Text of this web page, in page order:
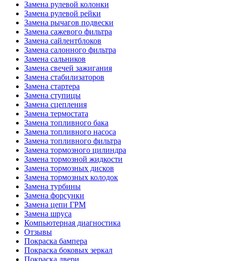
Замена рулевой колонки
Замена рулевой рейки
Замена рычагов подвески
Замена сажевого фильтра
Замена сайлентблоков
Замена салонного фильтра
Замена сальников
Замена свечей зажигания
Замена стабилизаторов
Замена стартера
Замена ступицы
Замена сцепления
Замена термостата
Замена топливного бака
Замена топливного насоса
Замена топливного фильтра
Замена тормозного цилиндра
Замена тормозной жидкости
Замена тормозных дисков
Замена тормозных колодок
Замена турбины
Замена форсунки
Замена цепи ГРМ
Замена шруса
Компьютерная диагностика
Отзывы
Покраска бампера
Покраска боковых зеркал